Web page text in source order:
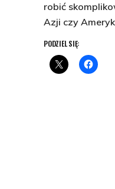
robić
Azji czy
PODZIEL SIĘ: